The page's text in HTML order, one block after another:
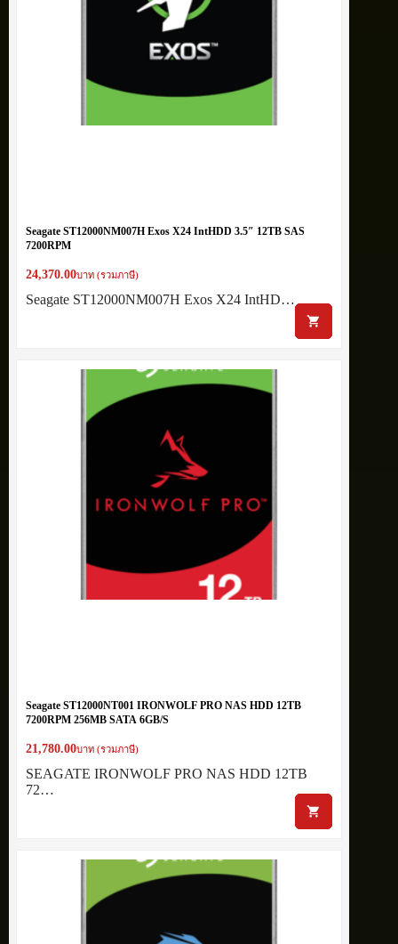
Seagate ST12000NM007H Exos X24 IntHDD 3.5″ 12TB SAS
7200RPM
24,370.00บาท (รวมภาษี)
Seagate ST12000NM007H Exos X24 IntHD…
Seagate ST12000NT001 IRONWOLF PRO NAS HDD 12TB
7200RPM 256MB SATA 6GB/S
21,780.00บาท (รวมภาษี)
SEAGATE IRONWOLF PRO NAS HDD 12TB
72…